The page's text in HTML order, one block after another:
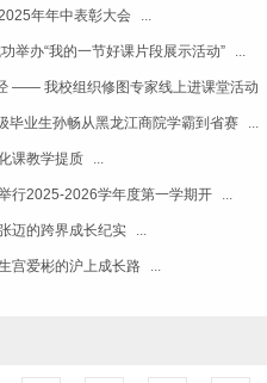
年年中表彰大会 ...
举办“我的一节好课片段展示活动” ...
—— 我校组织修图专家线上进课堂活动
毕业生孙畅从黑龙江商院学霸到省赛 ...
课教学提质 ...
行2025-2026学年度第一学期开 ...
迈的跨界成长纪实 ...
宫爱彬的沪上成长路 ...